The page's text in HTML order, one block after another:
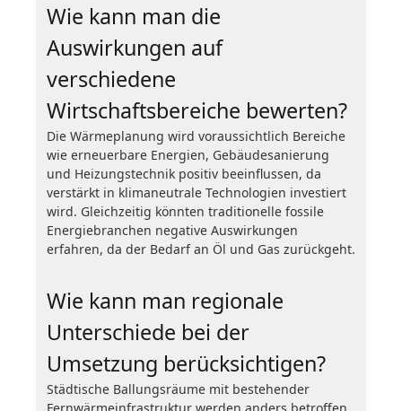
Wie kann man die
Auswirkungen auf
verschiedene
Wirtschaftsbereiche bewerten?
Die Wärmeplanung wird voraussichtlich Bereiche
wie erneuerbare Energien, Gebäudesanierung
und Heizungstechnik positiv beeinflussen, da
verstärkt in klimaneutrale Technologien investiert
wird. Gleichzeitig könnten traditionelle fossile
Energiebranchen negative Auswirkungen
erfahren, da der Bedarf an Öl und Gas zurückgeht.
Wie kann man regionale
Unterschiede bei der
Umsetzung berücksichtigen?
Städtische Ballungsräume mit bestehender
Fernwärmeinfrastruktur werden anders betroffen